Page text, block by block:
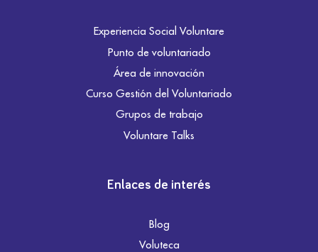
Experiencia Social Voluntare
Punto de voluntariado
Área de innovación
Curso Gestión del Voluntariado
Grupos de trabajo
Voluntare Talks
Enlaces de interés
Blog
Voluteca